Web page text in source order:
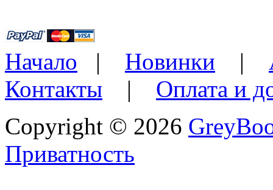
Начало | Новинки |
Контакты | Оплата и
Copyright © 2026
Приватность